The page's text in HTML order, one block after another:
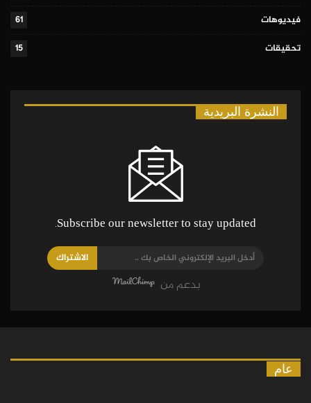
فيديوهات
61
تحقيقات
15
النشرة البريدية
Subscribe our newsletter to stay updated.
الاشتراك
بدعم من
عام